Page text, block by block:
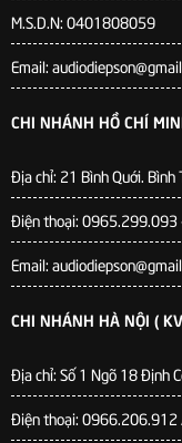
M.S.D.N: 0401808059
Email:
CHI NHÁNH HỒ CHÍ
Địa chỉ: 21 Bình Quới. Bình
Điện thoại:
Email:
CHI NHÁNH HÀ NỘI (
Địa chỉ: Số 1 Ngõ 18 Định
Điện thoại: